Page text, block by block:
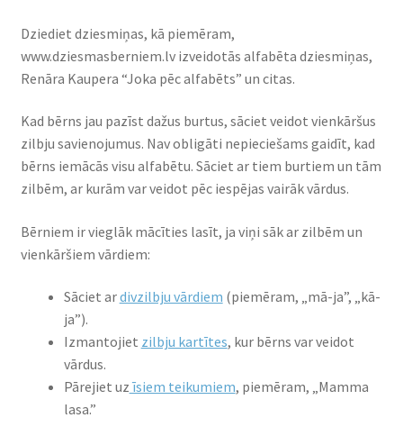
Dziediet dziesmiņas, kā piemēram,
www.dziesmasberniem.lv izveidotās alfabēta dziesmiņas,
Renāra Kaupera “Joka pēc alfabēts” un citas.
Kad bērns jau pazīst dažus burtus, sāciet veidot vienkāršus
zilbju savienojumus. Nav obligāti nepieciešams gaidīt, kad
bērns iemācās visu alfabētu. Sāciet ar tiem burtiem un tām
zilbēm, ar kurām var veidot pēc iespējas vairāk vārdus.
Bērniem ir vieglāk mācīties lasīt, ja viņi sāk ar zilbēm un
vienkāršiem vārdiem:
Sāciet ardivzilbju vārdiem (piemēram, „mā-ja”, „kā-
ja”).
Izmantojiet zilbju kartītes, kur bērns var veidot
vārdus.
Pārejiet uz īsiem teikumiem, piemēram, „Mamma
lasa.”